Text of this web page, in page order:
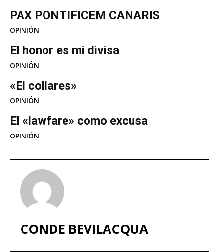
PAX PONTIFICEM CANARIS
OPINIÓN
El honor es mi divisa
OPINIÓN
«El collares»
OPINIÓN
El «lawfare» como excusa
OPINIÓN
CONDE BEVILACQUA